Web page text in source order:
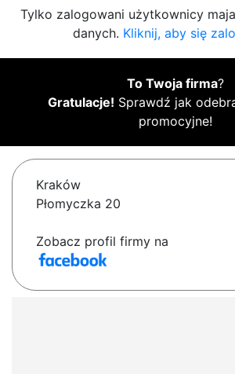
Tylko zalogowani użytkownicy
danych. Kliknij, aby się
To Twoja firma?
Gratulacje! Sprawdź jak
promocyjne!
Kraków
Płomyczka 20
Zobacz profil firmy na